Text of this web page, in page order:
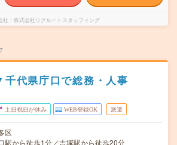
社 株式会社リクルートスタッフィング
代県庁口で総務・人事
土日祝日が休み WEB登録OK 派遣
区
駅から徒歩1分／吉塚駅から徒歩20分